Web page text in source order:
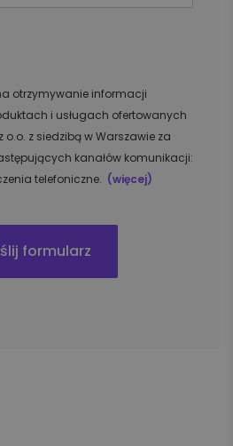
otrzymywanie informacji
i usługach ofertowanych
o.o. z siedzibą w Warszawie za
kanałów komunikacji:
telefoniczne. (więcej)